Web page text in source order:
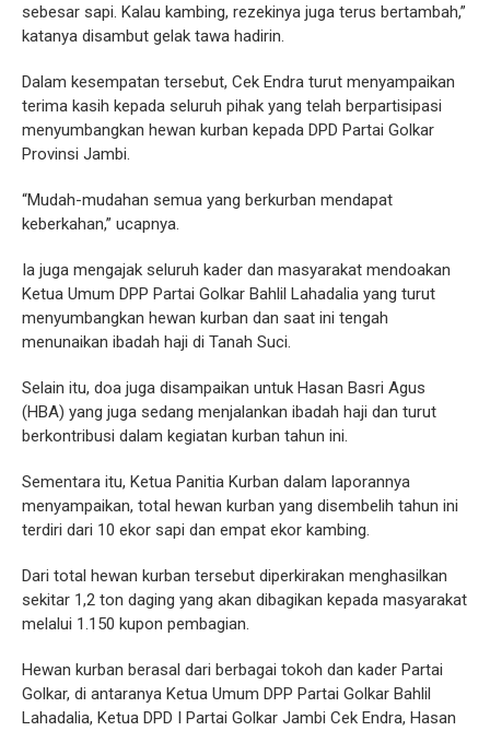
sebesar sapi. Kalau kambing, rezekinya juga terus bertambah,”
katanya disambut gelak tawa hadirin.
Dalam kesempatan tersebut, Cek Endra turut menyampaikan
terima kasih kepada seluruh pihak yang telah berpartisipasi
menyumbangkan hewan kurban kepada DPD Partai Golkar
Provinsi Jambi.
“Mudah-mudahan semua yang berkurban mendapat
keberkahan,” ucapnya.
Ia juga mengajak seluruh kader dan masyarakat mendoakan
Ketua Umum DPP Partai Golkar Bahlil Lahadalia yang turut
menyumbangkan hewan kurban dan saat ini tengah
menunaikan ibadah haji di Tanah Suci.
Selain itu, doa juga disampaikan untuk Hasan Basri Agus
(HBA) yang juga sedang menjalankan ibadah haji dan turut
berkontribusi dalam kegiatan kurban tahun ini.
Sementara itu, Ketua Panitia Kurban dalam laporannya
menyampaikan, total hewan kurban yang disembelih tahun ini
terdiri dari 10 ekor sapi dan empat ekor kambing.
Dari total hewan kurban tersebut diperkirakan menghasilkan
sekitar 1,2 ton daging yang akan dibagikan kepada masyarakat
melalui 1.150 kupon pembagian.
Hewan kurban berasal dari berbagai tokoh dan kader Partai
Golkar, di antaranya Ketua Umum DPP Partai Golkar Bahlil
Lahadalia, Ketua DPD I Partai Golkar Jambi Cek Endra, Hasan